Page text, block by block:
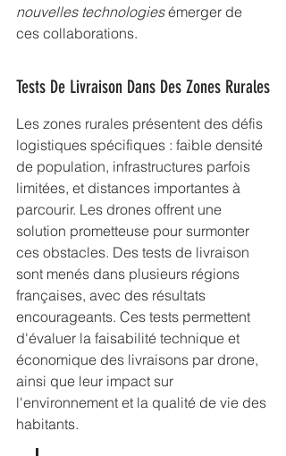
nouvelles technologies émerger de
ces collaborations.
Tests De Livraison Dans Des Zones Rurales
Les zones rurales présentent des défis
logistiques spécifiques : faible densité
de population, infrastructures parfois
limitées, et distances importantes à
parcourir. Les drones offrent une
solution prometteuse pour surmonter
ces obstacles. Des tests de livraison
sont menés dans plusieurs régions
françaises, avec des résultats
encourageants. Ces tests permettent
d'évaluer la faisabilité technique et
économique des livraisons par drone,
ainsi que leur impact sur
l'environnement et la qualité de vie des
habitants.